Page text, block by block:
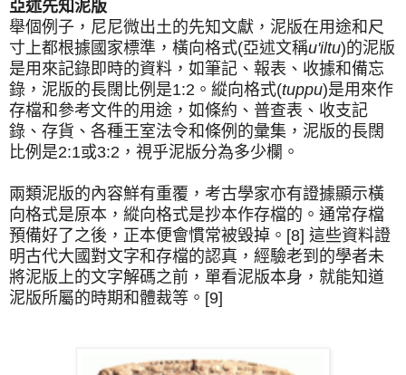
亞述先知泥版
舉個例子，尼尼微出土的先知文獻，泥版在用途和尺
寸上都根據國家標準，橫向格式(亞述文稱u'iltu)的泥版
是用來記錄即時的資料，如筆記、報表、收據和備忘
錄，泥版的長闊比例是1:2。縱向格式(tuppu)是用來作
存檔和參考文件的用途，如條約、普查表、收支記
錄、存貨、各種王室法令和條例的彙集，泥版的長闊
比例是2:1或3:2，視乎泥版分為多少欄。
兩類泥版的內容鮮有重覆，考古學家亦有證據顯示橫
向格式是原本，縱向格式是抄本作存檔的。通常存檔
預備好了之後，正本便會慣常被毀掉。[8] 這些資料證
明古代大國對文字和存檔的認真，經驗老到的學者未
將泥版上的文字解碼之前，單看泥版本身，就能知道
泥版所屬的時期和體裁等。[9]